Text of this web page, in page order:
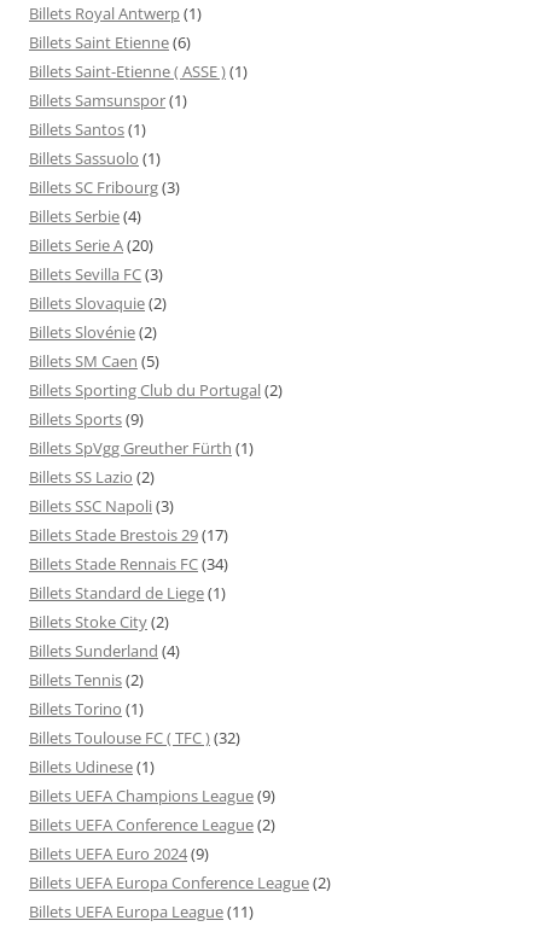
Billets Royal Antwerp(1)
Billets Saint Etienne(6)
Billets Saint-Etienne ( ASSE )(1)
Billets Samsunspor(1)
Billets Santos(1)
Billets Sassuolo (1)
Billets SC Fribourg(3)
Billets Serbie(4)
Billets Serie A(20)
Billets Sevilla FC(3)
Billets Slovaquie(2)
Billets Slovénie(2)
Billets SM Caen (5)
Billets Sporting Club du Portugal(2)
Billets Sports(9)
Billets SpVgg Greuther Fürth (1)
Billets SS Lazio (2)
Billets SSC Napoli(3)
Billets Stade Brestois 29(17)
Billets Stade Rennais FC(34)
Billets Standard de Liege(1)
Billets Stoke City(2)
Billets Sunderland (4)
Billets Tennis(2)
Billets Torino (1)
Billets Toulouse FC ( TFC )(32)
Billets Udinese(1)
Billets UEFA Champions League(9)
Billets UEFA Conference League(2)
Billets UEFA Euro 2024(9)
Billets UEFA Europa Conference League(2)
Billets UEFA Europa League(11)